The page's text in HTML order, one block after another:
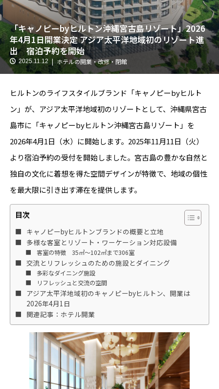
「キャノピーbyヒルトン沖縄宮古島リゾート」2026
年4月1日開業決定 アジア太平洋地域初のリゾート進
出 宿泊予約を開始
2025.11.12 ホテルの開業・改修・閉館
ヒルトンのライフスタイルブランド「キャノピーbyヒルト
ン」が、アジア太平洋地域初のリゾートとして、沖縄県宮古
島市に「キャノピーbyヒルトン沖縄宮古島リゾート」を
2026年4月1日（水）に開始します。2025年11月11日（火）
より宿泊予約の受付を開始しました。宮古島の豊かな自然と
独自の文化に着想を得た空間デザインが特徴で、地域の個性
を最大限に引き出す滞在を提供します。
目次
キャノピーbyヒルトンブランドの概要と立地
多様な客室とリゾート・ワーケーション対応設備
客室の特徴 35㎡～102㎡まで306室
交流とリフレッシュのための施設とダイニング
多彩なダイニング施設
リフレッシュと交流の空間
アジア太平洋地域初のキャノピーbyヒルトン、開業は
2026年4月1日
関連記事：ホテル開業